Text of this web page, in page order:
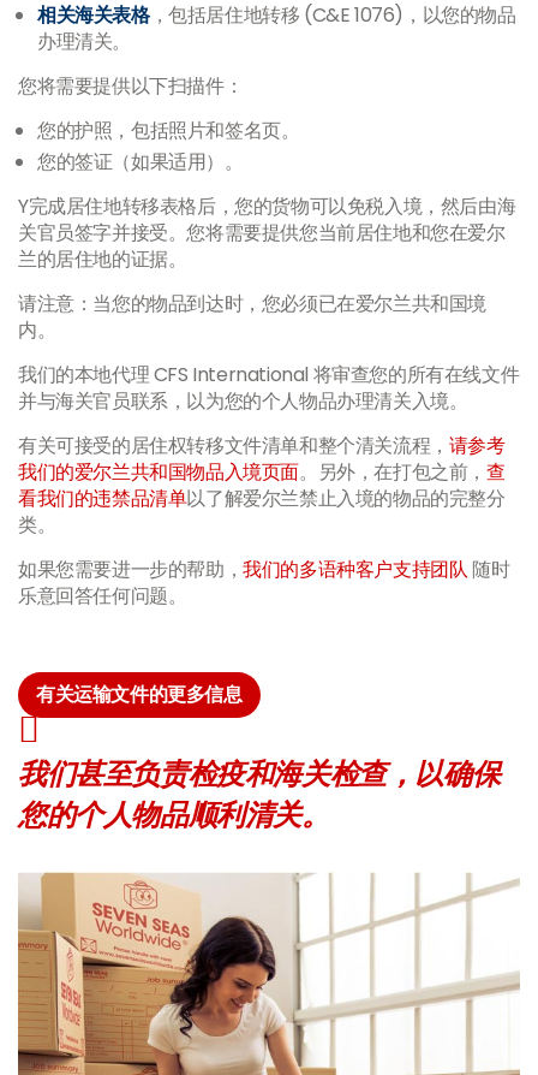
相关海关表格，包括居住地转移 (C&E 1076)，以您的物品
办理清关。
您将需要提供以下扫描件：
您的护照，包括照片和签名页。
您的签证（如果适用）。
Y完成居住地转移表格后，您的货物可以免税入境，然后由海
关官员签字并接受。您将需要提供您当前居住地和您在爱尔
兰的居住地的证据。
请注意：当您的物品到达时，您必须已在爱尔兰共和国境
内。
我们的本地代理 CFS International 将审查您的所有在线文件
并与海关官员联系，以为您的个人物品办理清关入境。
有关可接受的居住权转移文件清单和整个清关流程， 请参考
我们的爱尔兰共和国物品入境页面。另外，在打包之前，查
看我们的违禁品清单以了解爱尔兰禁止入境的物品的完整分
类。
如果您需要进一步的帮助，我们的多语种客户支持团队随时
乐意回答任何问题。
有关运输文件的更多信息
我们甚至负责检疫和海关检查，以确保
您的个人物品顺利清关。